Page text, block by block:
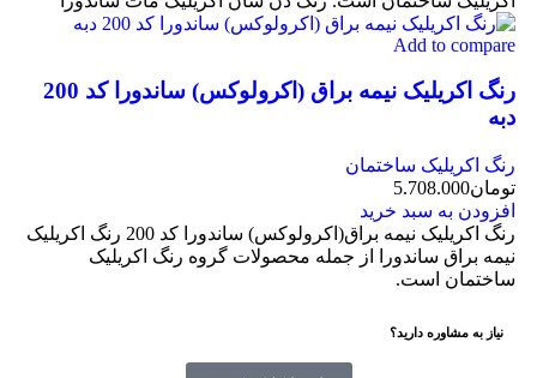
Add to compare
رنگ اکریلیک نیمه براق (اکرولوکس) ساندورا کد 200
دبه
رنگ اکریلیک ساختمان
تومان5.708.000
افزودن به سبد خرید
رنگ اکریلیک نیمه براق(اکرولوکس) ساندورا کد 200 رنگ اکریلیک
نیمه براق ساندورا از جمله محصولات گروه رنگ اکریلیک
ساختمان است.
نیاز به مشاوره دارید؟